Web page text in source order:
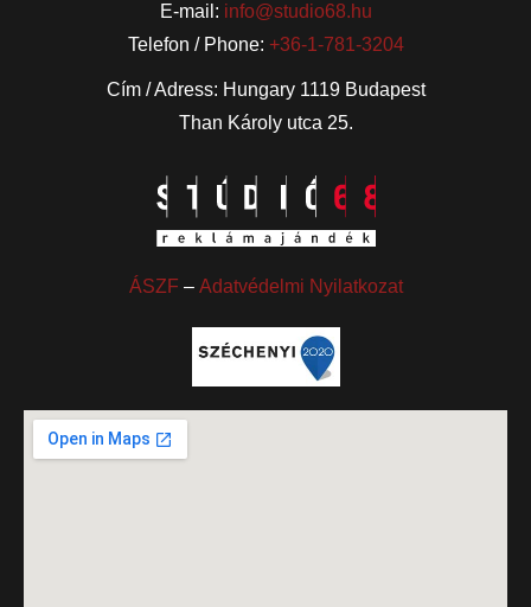
E-mail: info@studio68.hu
Telefon / Phone: +36-1-781-3204
Cím / Adress: Hungary 1119 Budapest
Than Károly utca 25.
ÁSZF – Adatvédelmi Nyilatkozat